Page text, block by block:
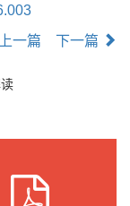
上一篇 下一篇